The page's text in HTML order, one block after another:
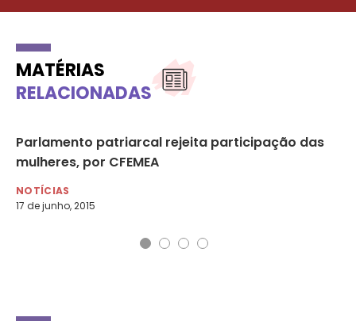
MATÉRIAS
RELACIONADAS
Parlamento patriarcal rejeita participação das
mulheres, por CFEMEA
NOTÍCIAS
17 de junho, 2015